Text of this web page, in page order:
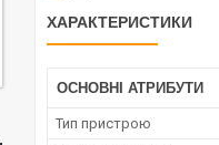
ХАРАКТЕРИСТИКИ
ОСНОВНІ АТРИБУТИ
Тип пристрою